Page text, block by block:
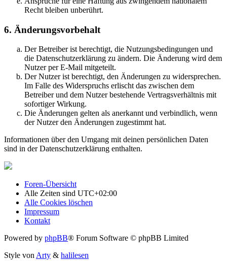
Recht bleiben unberührt.
6. Änderungsvorbehalt
Der Betreiber ist berechtigt, die Nutzungsbedingungen und
die Datenschutzerklärung zu ändern. Die Änderung wird dem
Nutzer per E-Mail mitgeteilt.
Der Nutzer ist berechtigt, den Änderungen zu widersprechen.
Im Falle des Widerspruchs erlischt das zwischen dem
Betreiber und dem Nutzer bestehende Vertragsverhältnis mit
sofortiger Wirkung.
Die Änderungen gelten als anerkannt und verbindlich, wenn
der Nutzer den Änderungen zugestimmt hat.
Informationen über den Umgang mit deinen persönlichen Daten
sind in der Datenschutzerklärung enthalten.
Foren-Übersicht
Alle Zeiten sind UTC+02:00
Alle Cookies löschen
Impressum
Kontakt
Powered by phpBB® Forum Software © phpBB Limited
Style vonArty & halilesen